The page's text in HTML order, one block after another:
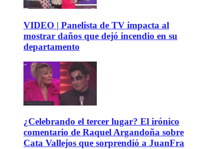
VIDEO | Panelista de TV impacta al
mostrar daños que dejó incendio en su
departamento
¿Celebrando el tercer lugar? El irónico
comentario de Raquel Argandoña sobre
Cata Vallejos que sorprendió a JuanFra